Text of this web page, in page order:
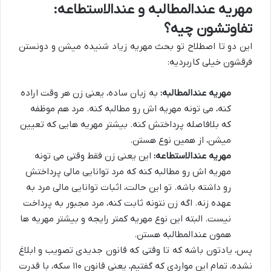
مهریه عندالمطالبه و عندالاستطاعه:
تفاوتشون چیه؟
این دو تا اصطلاح تو بحث مهریه زیاد شنیده میشن و دونستن
فرقشون خیلی کاربردیه:
مهریه عندالمطالبه: به زبان ساده، یعنی زن هر وقت اراده
کنه، می تونه مهریه اش رو مطالبه کنه. مرد هم موظفه
که بلافاصله پرداختش کنه. بیشتر مهریه هایی که تعیین
میشن، از همین نوع هستن.
مهریه عندالاستطاعه: این یعنی زن فقط وقتی می تونه
مهریه اش رو مطالبه کنه که مرد توانایی مالی پرداختش
رو داشته باشه. تو این حالت، اثبات توانایی مالی مرد به
عهده زنه. اگه زن نتونه ثابت کنه، مرد مجبور به پرداخت
نیست. البته این نوع مهریه کمتر رایجه و بیشتر مهریه ها
همون عندالمطالبه هستن.
پس، یادتون باشه که تا وقتی که قانون جدیدی تصویب و ابلاغ
نشده، تمام این مواردی که گفتیم، یعنی قانون ۱۱۰ سکه، با قدرت